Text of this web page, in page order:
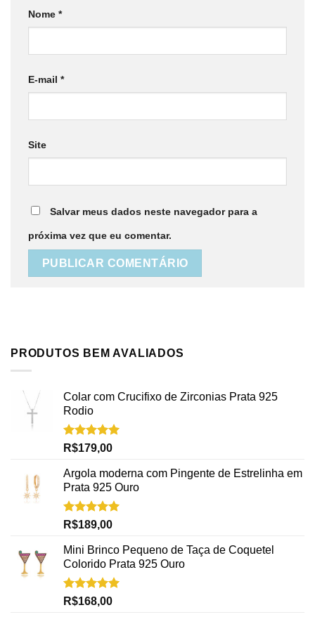
Nome *
E-mail *
Site
Salvar meus dados neste navegador para a
próxima vez que eu comentar.
PRODUTOS BEM AVALIADOS
Colar com Crucifixo de Zirconias Prata 925
Rodio
Avaliação
5.00
de 5
R$179,00
Argola moderna com Pingente de Estrelinha em
Prata 925 Ouro
Avaliação
5.00
de 5
R$189,00
Mini Brinco Pequeno de Taça de Coquetel
Colorido Prata 925 Ouro
Avaliação
5.00
de 5
R$168,00